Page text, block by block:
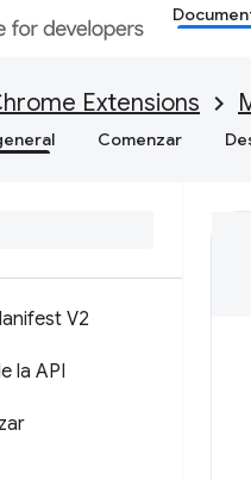
Extensions
Comenzar
V2
la API